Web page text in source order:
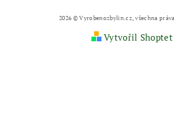
2026 © Vyrobenozbylin.cz, všechna
Vytvořil Shoptet